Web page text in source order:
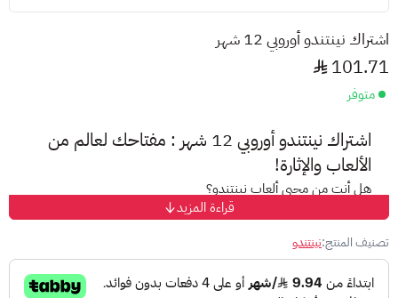
اشتراك نينتندو أوروبي 12 شهر
101.71
متوفر
اشتراك نينتندو أوروبي 12 شهر : مفتاحك لعالم من
الألعاب والإثارة!
هل أنت من محبي ألعاب نينتندو؟
هل تبحث عن طريقة سهلة وسريعة لإضافة رصيد إلى حسابك على
متجر نينتندو؟
إليك الحل الأمثل: بطاقات نينتندو المسبقة الدفع!
قراءة المزيد
تصنيف المنتج:نينتندو